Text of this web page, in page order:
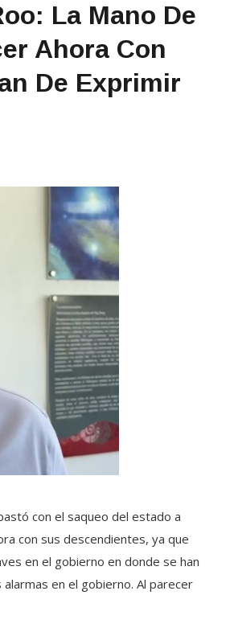
La Mano De
Ahora Con
De Exprimir
con el saqueo del estado a
con sus descendientes, ya que
en el gobierno en donde se han
en el gobierno. Al parecer